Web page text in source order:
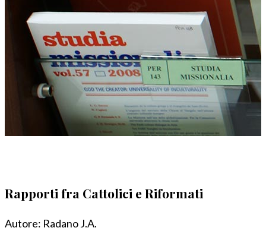
Rapporti fra Cattolici e Riformati
Autore: Radano J.A.